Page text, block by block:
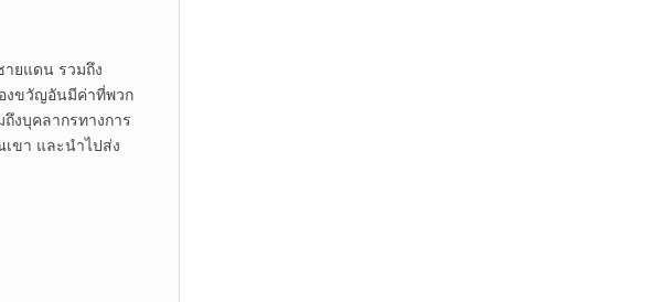
ยแดน รวมถึง
งขวัญอันมีค่าที่พวก
งบุคลากรทางการ
ขา และนำไปส่ง